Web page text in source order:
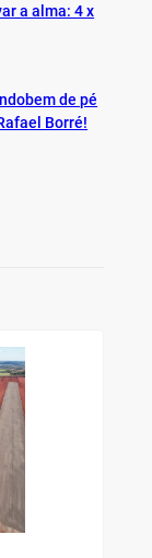
a alma: 4 x
de pé
Borré!